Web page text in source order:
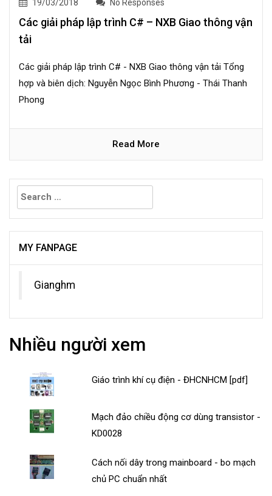
19/03/2018 No Responses
Các giải pháp lập trình C# – NXB Giao thông vận
tải
Các giải pháp lập trình C# - NXB Giao thông vận tải Tổng
hợp và biên dịch: Nguyễn Ngọc Bình Phương - Thái Thanh
Phong
Read More
Search
for:
MY FANPAGE
Gianghm
Nhiều người xem
Giáo trình khí cụ điện - ĐHCNHCM [pdf]
Mạch đảo chiều động cơ dùng transistor -
KD0028
Cách nối dây trong mainboard - bo mạch
chủ PC chuẩn nhất